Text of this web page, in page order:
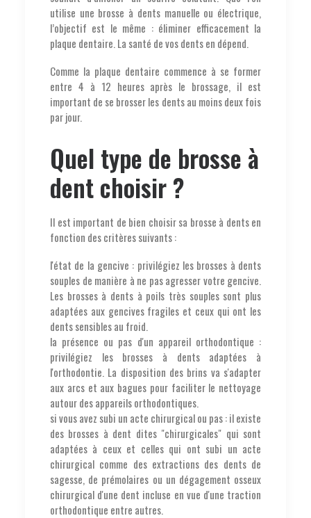
utilise une brosse à dents manuelle ou électrique,
l’objectif est le même : éliminer efficacement la
plaque dentaire. La santé de vos dents en dépend.
Comme la plaque dentaire commence à se former
entre 4 à 12 heures après le brossage, il est
important de se brosser les dents au moins deux fois
par jour.
Quel type de brosse à
dent choisir ?
Il est important de bien choisir sa brosse à dents en
fonction des critères suivants :
l'état de la gencive : privilégiez les brosses à dents
souples de manière à ne pas agresser votre gencive.
Les brosses à dents à poils très souples sont plus
adaptées aux gencives fragiles et ceux qui ont les
dents sensibles au froid.
la présence ou pas d'un appareil orthodontique :
privilégiez les brosses à dents adaptées à
l'orthodontie. La disposition des brins va s'adapter
aux arcs et aux bagues pour faciliter le nettoyage
autour des appareils orthodontiques.
si vous avez subi un acte chirurgical ou pas : il existe
des brosses à dent dites "chirurgicales" qui sont
adaptées à ceux et celles qui ont subi un acte
chirurgical comme des extractions des dents de
sagesse, de prémolaires ou un dégagement osseux
chirurgical d'une dent incluse en vue d'une traction
orthodontique entre autres.